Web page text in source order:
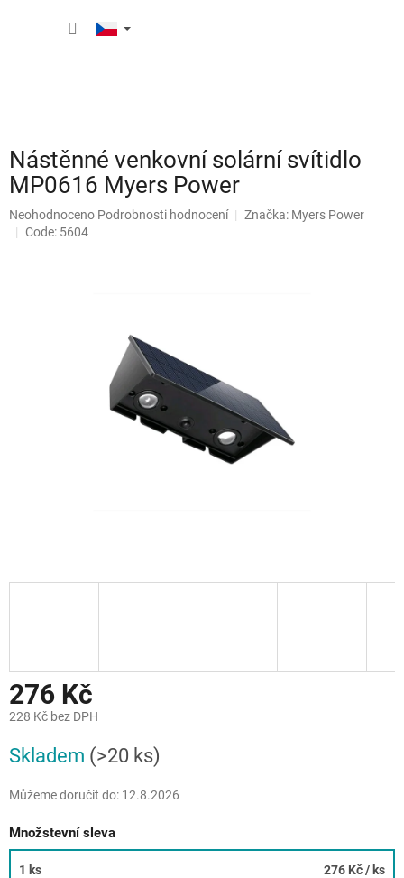
Nástěnné venkovní solární svítidlo
MP0616 Myers Power
Průměrné
hodnocení
Neohodnoceno Podrobnosti hodnocení Značka: Myers Power
Code: 5604
276 Kč
228 Kč bez DPH
cena:
Skladem (>20 ks)
Můžeme doručit do: 12.8.2026
Množstevní sleva
1 ks 276 Kč/ ks